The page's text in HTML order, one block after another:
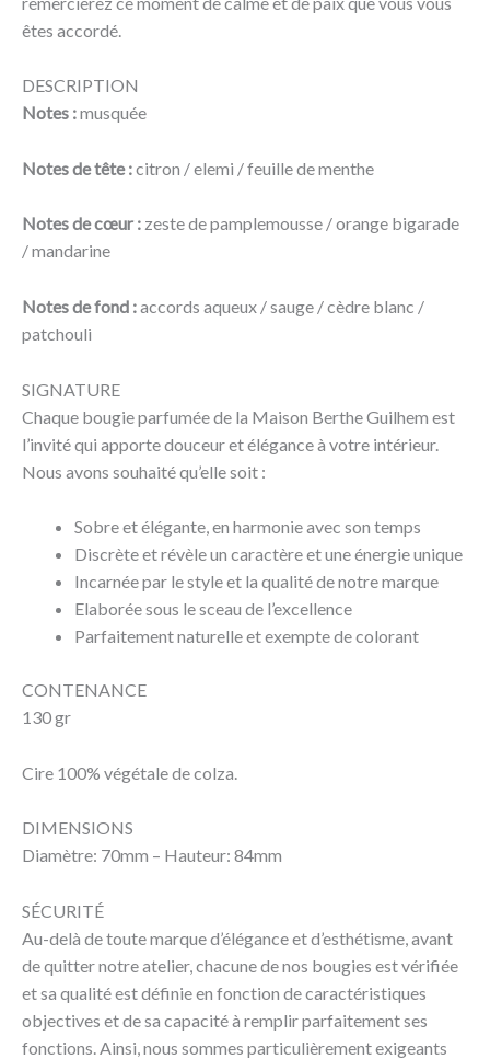
êtes accordé.
DESCRIPTION
Notes :musquée
Notes de tête :citron / elemi / feuille de menthe
Notes de cœur : zeste de pamplemousse / orange bigarade
/ mandarine
Notes de fond :accords aqueux / sauge / cèdre blanc /
patchouli
SIGNATURE
Chaque bougie parfumée de la Maison Berthe Guilhem est
l’invité qui apporte douceur et élégance à votre intérieur.
Nous avons souhaité qu’elle soit :
Sobre et élégante, en harmonie avec son temps
Discrète et révèle un caractère et une énergie unique
Incarnée par le style et la qualité de notre marque
Elaborée sous le sceau de l’excellence
Parfaitement naturelle et exempte de colorant
CONTENANCE
130 gr
Cire 100% végétale de colza.
DIMENSIONS
Diamètre: 70mm – Hauteur: 84mm
SÉCURITÉ
Au-delà de toute marque d’élégance et d’esthétisme, avant
de quitter notre atelier, chacune de nos bougies est vérifiée
et sa qualité est définie en fonction de caractéristiques
objectives et de sa capacité à remplir parfaitement ses
fonctions. Ainsi, nous sommes particulièrement exigeants